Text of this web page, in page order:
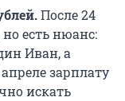
После 24
есть нюанс:
Иван, а
зарплату
искать